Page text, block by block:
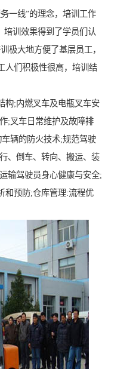
一线”的理念，培训工作
培训效果得到了学员们认
极大地方便了基层员工，
人们积极性很高，培训结
构;内燃叉车及电瓶叉车安
;叉车日常维护及故障排
辆的防火技术;规范驾驶
、倒车、转向、搬运、装
输驾驶员身心健康与安全;
和预防;仓库管理:流程优